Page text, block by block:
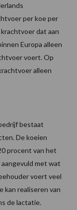
per koe per
dat aan
Europa alleen
voert. Op
alleen
bestaat
De koeien
procent van het
met wat
voert veel
kan realiseren van
de lactatie.